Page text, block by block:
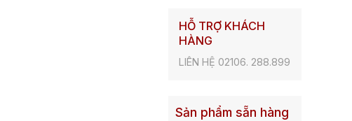
HỖ TRỢ KHÁCH
HÀNG
LIÊN HỆ 02106. 288.899
Sản phẩm sẵn hàng